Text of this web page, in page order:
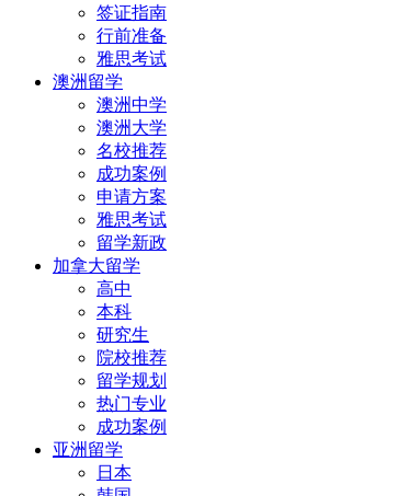
签证指南
行前准备
雅思考试
澳洲留学
澳洲中学
澳洲大学
名校推荐
成功案例
申请方案
雅思考试
留学新政
加拿大留学
高中
本科
研究生
院校推荐
留学规划
热门专业
成功案例
亚洲留学
日本